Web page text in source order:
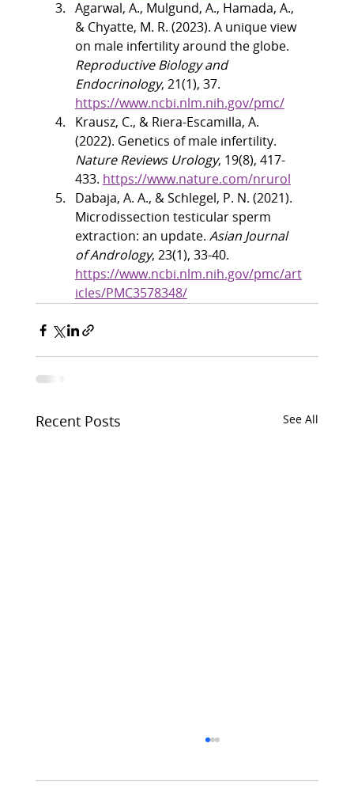
Agarwal, A., Mulgund, A., Hamada, A.,
& Chyatte, M. R. (2023). A unique view
on male infertility around the globe.
Reproductive Biology and
Endocrinology, 21(1), 37.
https://www.ncbi.nlm.nih.gov/pmc/
Krausz, C., & Riera-Escamilla, A.
(2022). Genetics of male infertility.
Nature Reviews Urology, 19(8), 417-
433. https://www.nature.com/nrurol
Dabaja, A. A., & Schlegel, P. N. (2021).
Microdissection testicular sperm
extraction: an update. Asian Journal
of Andrology, 23(1), 33-40.
https://www.ncbi.nlm.nih.gov/pmc/art
icles/PMC3578348/
Recent Posts See All